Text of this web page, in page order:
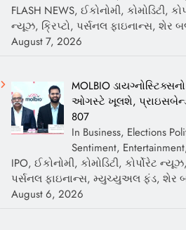
FLASH NEWS, ઈકોનોમી, કોમોડિટી,
ન્યૂઝ, ક્રિપ્ટો, પર્સનલ ફાઇનાન્સ, શેર
August 7, 2026
MOLBIO
ઓગસ્ટે ખૂલશે,
807
In Business, Elections
Sentiment,
IPO, ઈકોનોમી, કોમોડિટી, કોર્પોરેટ
પર્સનલ ફાઇનાન્સ, મ્યુચ્યુઅલ ફંડ, શેર
August 6, 2026